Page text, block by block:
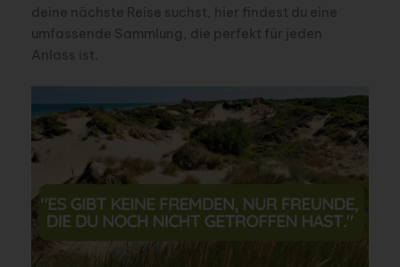
deine nächste Reise suchst, hier findest du eine
umfassende Sammlung, die perfekt für jeden
Anlass ist.